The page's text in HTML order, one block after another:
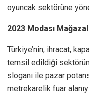
oyuncak sektörüne
2023 Modası
Türkiye’nin, ihracat,
temsil edildiği sektörün
sloganı ile pazar
metrekarelik fuar